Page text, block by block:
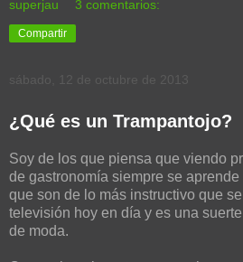
superjau 3 comentarios:
Compartir
sábado, 12 de octubre de 2013
¿Qué es un Trampantojo?
Soy de los que piensa que viendo
de gastronomía siempre se
que son de lo más instructivo que
televisión hoy en día y es una
de moda.